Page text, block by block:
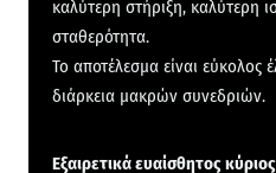
καλύτερη στήριξη, καλύτερη
σταθερότητα.
Το αποτέλεσμα είναι εύκολος
διάρκεια μακρών συνεδριών.
Εξαιρετικά ευαίσθητος